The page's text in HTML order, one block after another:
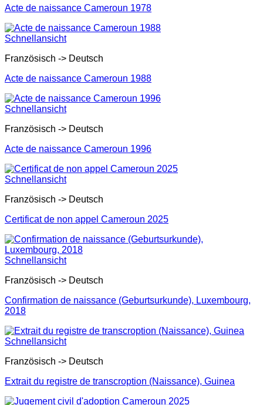
Acte de naissance Cameroun 1978
Schnellansicht
Französisch -> Deutsch
Acte de naissance Cameroun 1988
Schnellansicht
Französisch -> Deutsch
Acte de naissance Cameroun 1996
Schnellansicht
Französisch -> Deutsch
Certificat de non appel Cameroun 2025
Schnellansicht
Französisch -> Deutsch
Confirmation de naissance (Geburtsurkunde), Luxembourg,
2018
Schnellansicht
Französisch -> Deutsch
Extrait du registre de transcroption (Naissance), Guinea